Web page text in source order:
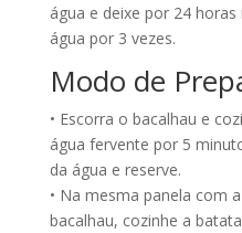
água e deixe por 24
água por 3 vezes.
Modo de
• Escorra o bacalhau e
água fervente por 5
da água e reserve.
• Na mesma panela com
bacalhau, cozinhe a